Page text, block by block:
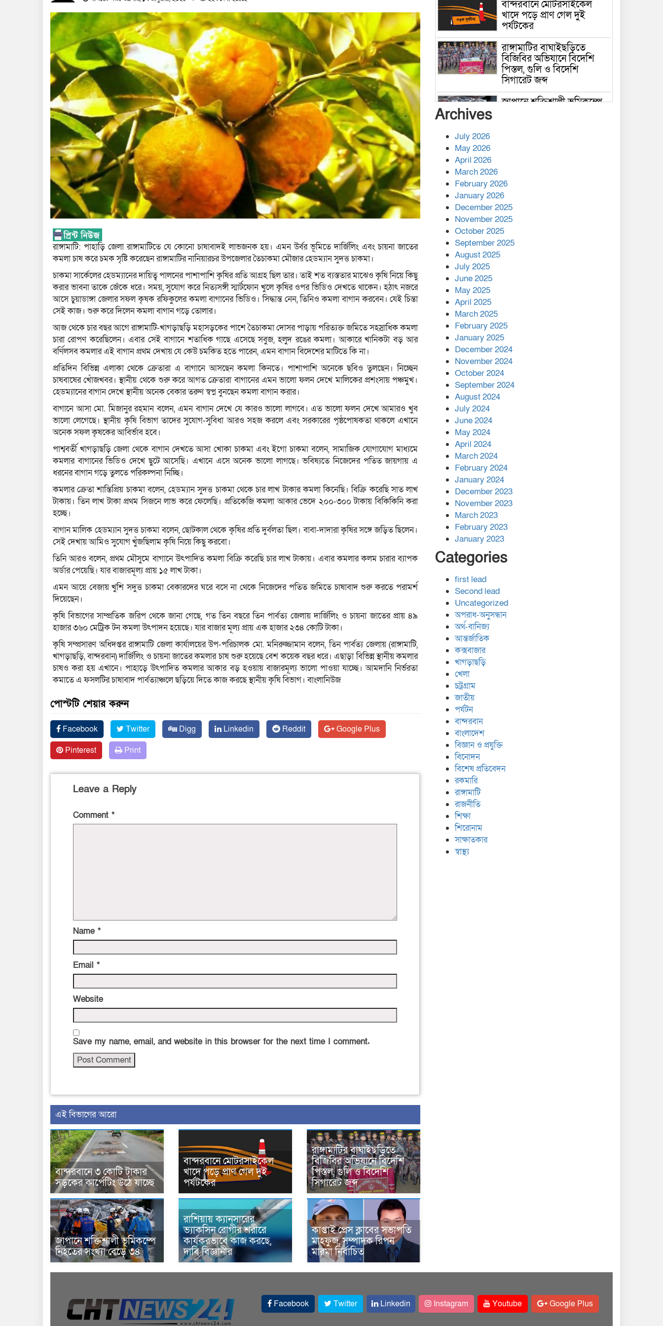
রাঙ্গামাটি: পাহাড়ি জেলা রাঙ্গামাটিতে যে কোনো চাষাবাদই লাভজনক হয়। এমন উর্বর ভূমিতে দার্জিলিং এবং চায়না জাতের
কমলা চাষ করে চমক সৃষ্টি করেছেন রাঙ্গামাটির নানিয়ারচর উপজেলার তৈচাকমা মৌজার হেডম্যান সুদত্ত চাকমা।
চাকমা সার্কেলের হেডম্যানের দায়িত্ব পালনের পাশাপাশি কৃষির প্রতি আগ্রহ ছিল তার। তাই শত ব্যস্ততার মাঝেও কৃষি নিয়ে কিছু
করার ভাবনা তাকে জেঁকে ধরে। সময়, সুযোগ করে নিত্যসঙ্গী স্মার্টফোন খুলে কৃষির ওপর ভিডিও দেখতে থাকেন। হঠাৎ নজরে
আসে চুয়াডাঙ্গা জেলার সফল কৃষক রফিকুলের কমলা বাগানের ভিডিও। সিদ্ধান্ত নেন, তিনিও কমলা বাগান করবেন। যেই চিন্তা
সেই কাজ। শুরু করে দিলেন কমলা বাগান গড়ে তোলার।
আজ থেকে চার বছর আগে রাঙ্গামাটি-খাগড়াছড়ি মহাসড়কের পাশে তৈচাকমা দোসর পাড়ায় পরিত্যক্ত জমিতে সহস্রাধিক কমলা
চারা রোপণ করেছিলেন। এবার সেই বাগানে শতাধিক গাছে এসেছে সবুজ, হলুদ রঙের কমলা। আকারে খানিকটা বড় আর
বর্ণিলসব কমলার এই বাগান প্রথম দেখায় যে কেউ চমকিত হতে পারেন, এমন বাগান বিদেশের মাটিতে কি না।
প্রতিদিন বিভিন্ন এলাকা থেকে ক্রেতারা এ বাগানে আসছেন কমলা কিনতে। পাশাপাশি অনেকে ছবিও তুলছেন। নিচ্ছেন
চাষবাষের খোঁজখবর। স্থানীয় থেকে শুরু করে আগত ক্রেতারা বাগানের এমন ভালো ফলন দেখে মালিকের প্রশংসায় পঞ্চমুখ।
হেডম্যানের বাগান দেখে স্থানীয় অনেক বেকার তরুণ স্বপ্ন বুনছেন কমলা বাগান করার।
বাগানে আসা মো. মিজানুর রহমান বলেন, এমন বাগান দেখে যে কারও ভালো লাগবে। এত ভালো ফলন দেখে আমারও খুব
ভালো লেগেছে। স্থানীয় কৃষি বিভাগ তাদের সুযোগ-সুবিধা আরও সহজ করলে এবং সরকারের পৃষ্ঠপোষকতা থাকলে এখানে
অনেক সফল কৃষকের আবির্ভাব হবে।
পাশ্ববর্তী খাগড়াছড়ি জেলা থেকে বাগান দেখতে আসা খোকা চাকমা এবং ইগো চাকমা বলেন, সামাজিক যোগাযোগ মাধ্যমে
কমলার বাগানের ভিডিও দেখে ছুটে আসেছি। এখানে এসে অনেক ভালো লাগছে। ভবিষ্যতে নিজেদের পতিত জায়গায় এ
ধরনের বাগান গড়ে তুলতে পরিকল্পনা নিচ্ছি।
কমলার ক্রেতা শান্তিপ্রিয় চাকমা বলেন, হেডম্যান সুদত্ত চাকমা থেকে চার লাখ টাকার কমলা কিনেছি। বিক্রি করেছি সাত লাখ
টাকায়। তিন লাখ টাকা প্রথম সিজনে লাভ করে ফেলেছি। প্রতিকেজি কমলা আকার ভেদে ২০০-৩০০ টাকায় বিকিকিনি করা
হচ্ছে।
বাগান মালিক হেডম্যান সুদত্ত চাকমা বলেন, ছোটকাল থেকে কৃষির প্রতি দুর্বলতা ছিল। বাবা-দাদারা কৃষির সঙ্গে জড়িত ছিলেন।
সেই দেখায় আমিও সুযোগ খুঁজছিলাম কৃষি নিয়ে কিছু করবো।
তিনি আরও বলেন, প্রথম মৌসুমে বাগানে উৎপাদিত কমলা বিক্রি করেছি চার লাখ টাকায়। এবার কমলার কলম চারার ব্যাপক
অর্ডার পেয়েছি। যার বাজারমূল্য প্রায় ১৫ লাখ টাকা।
এমন আয়ে বেজায় খুশি সদুত্ত চাকমা বেকারদের ঘরে বসে না থেকে নিজেদের পতিত জমিতে চাষাবাদ শুরু করতে পরামর্শ
দিয়েছেন।
কৃষি বিভাগের সাম্প্রতিক জরিপ থেকে জানা গেছে, গত তিন বছরে তিন পার্বত্য জেলায় দার্জিলিং ও চায়না জাতের প্রায় ৪৯
হাজার ৩৬০ মেট্রিক টন কমলা উৎপাদন হয়েছে। যার বাজার মূল্য প্রায় এক হাজার ২৩৪ কোটি টাকা।
কৃষি সম্প্রসারণ অধিদপ্তর রাঙ্গামাটি জেলা কার্যালয়ের উপ-পরিচালক মো. মনিরুজ্জামান বলেন, তিন পার্বত্য জেলায় (রাঙ্গামাটি,
খাগড়াছড়ি, বান্দরবান) দার্জিলিং ও চায়না জাতের কমলার চাষ শুরু হয়েছে বেশ কয়েক বছর ধরে। এছাড়া বিভিন্ন স্থানীয় কমলার
চাষও করা হয় এখানে। পাহাড়ে উৎপাদিত কমলার আকার বড় হওয়ায় বাজারমূল্য ভালো পাওয়া যাচ্ছে। আমদানি নির্ভরতা
কমাতে এ ফসলটির চাষাবাদ পার্বত্যাঞ্চলে ছড়িয়ে দিতে কাজ করছে স্থানীয় কৃষি বিভাগ। বাংলানিউজ
পোস্টটি শেয়ার করুন
Facebook Twitter Digg Linkedin Reddit
Google Plus
Pinterest
Print
Leave a Reply
Comment *
Name *
Email *
Website
Save my name, email, and website in this browser for the next time I comment.
এই বিভাগের আরো
বান্দরবানে ৩ কোটি টাকার
সড়কের কার্পেটিং উঠে যাচ্ছে
বান্দরবানে মোটরসাইকেল
খাদে পড়ে প্রাণ গেল দুই
পর্যটকের
রাঙ্গামাটির বাঘাইছড়িতে
বিজিবির অভিযানে বিদেশি
পিস্তল, গুলি ও বিদেশি
সিগারেট জব্দ
জাপানে শক্তিশালী ভূমিকম্পে
নিহতের সংখ্যা বেড়ে ৩৪
রাশিয়ায় ক্যানসারের
ভ্যাকসিন রোগীর শরীরে
কার্যকরভাবে কাজ করছে,
দাবি বিজ্ঞানীর
কাপ্তাই প্রেস ক্লাবের সভাপতি
মাহফুজ, সম্পাদক রিপন
মারমা নির্বাচিত
বান্দরবানে মোটরসাইকেল
খাদে পড়ে প্রাণ গেল দুই
পর্যটকের
রাঙ্গামাটির বাঘাইছড়িতে
বিজিবির অভিযানে বিদেশি
পিস্তল, গুলি ও বিদেশি
সিগারেট জব্দ
জাপানে শক্তিশালী ভূমিকম্পে
কাপ্তাই প্রেস ক্লাবের সভাপতি
মাহফুজ, সম্পাদক রিপন মারমা
নির্বাচিত
মালয়েশিয়ার প্রধানমন্ত্রীকে চিঠি
দেয়ার পর ফোন তারেক
রহমানের,গ্যাস সঙ্কট
মোকাবিলায় সহায়তার আশ্বাস
এক বিলিয়ন ডলার বিনিয়োগ
হবে আনোয়ারায়
বান্দরবানে বন্যায় ক্ষতিগ্রস্তদের
মাঝে সহায়তা দিলেন সাচিং প্রু
জেরী
Archives
July 2026
May 2026
April 2026
March 2026
February 2026
January 2026
December 2025
November 2025
October 2025
September 2025
August 2025
July 2025
June 2025
May 2025
April 2025
March 2025
February 2025
January 2025
December 2024
November 2024
October 2024
September 2024
August 2024
July 2024
June 2024
May 2024
April 2024
March 2024
February 2024
January 2024
December 2023
November 2023
March 2023
February 2023
January 2023
Categories
first lead
Second lead
Uncategorized
অপরাধ-অনুসন্ধান
অর্থ-বানিজ্য
আন্তর্জাতিক
কক্সবাজার
খাগড়াছড়ি
খেলা
চট্রগ্রাম
জাতীয়
পর্যটন
বান্দরবান
বাংলাদেশ
বিজ্ঞান ও প্রযুক্তি
বিনোদন
বিশেষ প্রতিবেদন
রকমারি
রাঙ্গামাটি
রাজনীতি
শিক্ষা
শিরোনাম
সাক্ষাতকার
স্বাস্থ্য
Facebook Twitter Linkedin Instagram Youtube Google Plus